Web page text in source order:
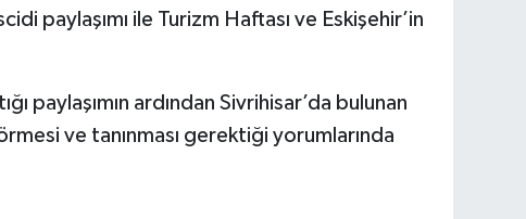
paylaşımı ile Turizm Haftası ve Eskişehir’in
paylaşımın ardından Sivrihisar’da bulunan
ve tanınması gerektiği yorumlarında